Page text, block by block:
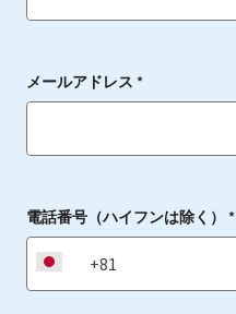
メールアドレス *
電話番号（ハイフンは除く） *
JP